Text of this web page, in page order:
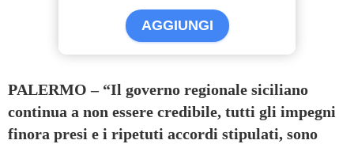
AGGIUNGI
PALERMO – “Il governo regionale siciliano
continua a non essere credibile, tutti gli impegni
finora presi e i ripetuti accordi stipulati, sono